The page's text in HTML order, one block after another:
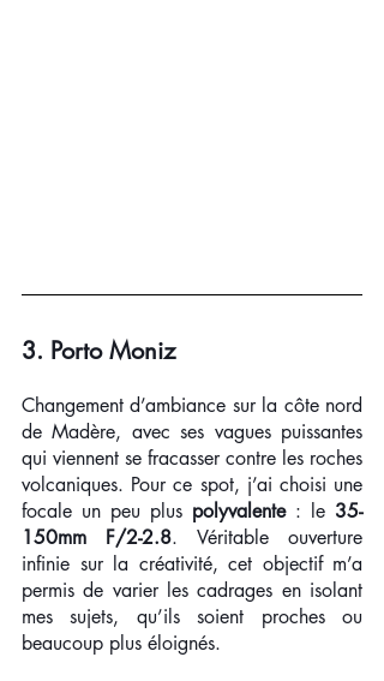
3. Porto Moniz
Changement d’ambiance sur la côte nord
de Madère, avec ses vagues puissantes
qui viennent se fracasser contre les roches
volcaniques. Pour ce spot, j’ai choisi une
focale un peu plus polyvalente : le 35-
150mm F/2-2.8. Véritable ouverture
infinie sur la créativité, cet objectif m’a
permis de varier les cadrages en isolant
mes sujets, qu’ils soient proches ou
beaucoup plus éloignés.